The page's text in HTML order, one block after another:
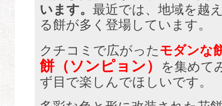
います。 最近では、地域を越
る餅が多く登場しています。
クチコミで広がった モダンな
餅（ソンピョン）
を集めて
ず目で楽しんでほしいです。